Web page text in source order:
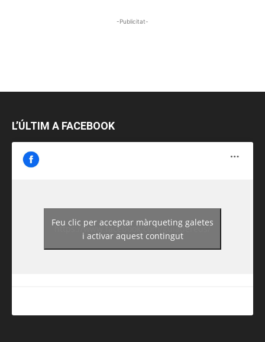
-Publicitat-
L’ÚLTIM A FACEBOOK
https://www.facebook.com/guiadereus/
Feu clic per acceptar màrqueting galetes
i activar aquest contingut